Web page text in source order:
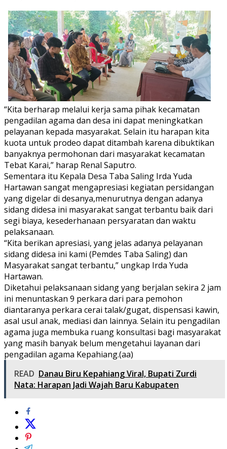
“Kita berharap melalui kerja sama pihak kecamatan
pengadilan agama dan desa ini dapat meningkatkan
pelayanan kepada masyarakat. Selain itu harapan kita
kuota untuk prodeo dapat ditambah karena dibuktikan
banyaknya permohonan dari masyarakat kecamatan
Tebat Karai,” harap Renal Saputro.
Sementara itu Kepala Desa Taba Saling Irda Yuda
Hartawan sangat mengapresiasi kegiatan persidangan
yang digelar di desanya,menurutnya dengan adanya
sidang didesa ini masyarakat sangat terbantu baik dari
segi biaya, kesederhanaan persyaratan dan waktu
pelaksanaan.
“Kita berikan apresiasi, yang jelas adanya pelayanan
sidang didesa ini kami (Pemdes Taba Saling) dan
Masyarakat sangat terbantu,” ungkap Irda Yuda
Hartawan.
Diketahui pelaksanaan sidang yang berjalan sekira 2 jam
ini menuntaskan 9 perkara dari para pemohon
diantaranya perkara cerai talak/gugat, dispensasi kawin,
asal usul anak, mediasi dan lainnya. Selain itu pengadilan
agama juga membuka ruang konsultasi bagi masyarakat
yang masih banyak belum mengetahui layanan dari
pengadilan agama Kepahiang.(aa)
READ Danau Biru Kepahiang Viral, Bupati Zurdi
Nata: Harapan Jadi Wajah Baru Kabupaten